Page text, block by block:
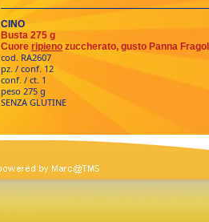
CINO
Busta 275 g
Cuore ripieno zuccherato, gusto Panna
cod. RA2607
pz. / conf. 12
conf. / ct. 1
peso 275 g
SENZA GLUTINE